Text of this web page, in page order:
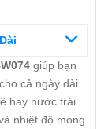
giúp bạn
cả ngày dài.
hay nước trái
nhiệt độ mong